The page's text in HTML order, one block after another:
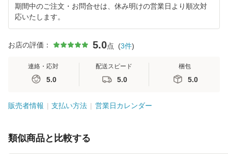
期間中のご注文・お問合せは、休み明けの営業日より順次対
応いたします。
お店の評価： 5.0点 (3件)
連絡・応対
5.0
配送スピード
5.0
梱包
5.0
販売者情報 支払い方法 営業日カレンダー
類似商品と比較する